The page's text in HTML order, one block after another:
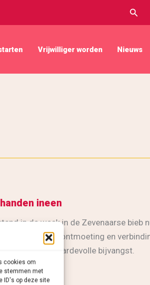
cookies om
stemmen met
ID's op deze site
Vrijwilliger worden Nieuws
ineen
in de week in de Zevenaarse bieb
Gezelligheid, ontmoeting en
een zeer waardevolle bijvangst.